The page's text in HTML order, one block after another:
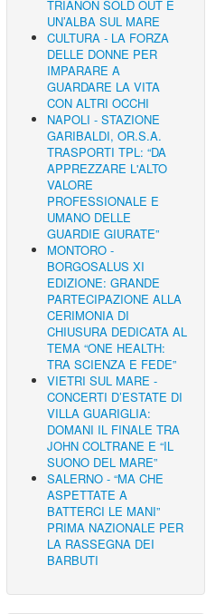
TRIANON SOLD OUT E
UN’ALBA SUL MARE
CULTURA - LA FORZA
DELLE DONNE PER
IMPARARE A
GUARDARE LA VITA
CON ALTRI OCCHI
NAPOLI - STAZIONE
GARIBALDI, OR.S.A.
TRASPORTI TPL: “DA
APPREZZARE L'ALTO
VALORE
PROFESSIONALE E
UMANO DELLE
GUARDIE GIURATE”
MONTORO -
BORGOSALUS XI
EDIZIONE: GRANDE
PARTECIPAZIONE ALLA
CERIMONIA DI
CHIUSURA DEDICATA AL
TEMA “ONE HEALTH:
TRA SCIENZA E FEDE”
VIETRI SUL MARE -
CONCERTI D’ESTATE DI
VILLA GUARIGLIA:
DOMANI IL FINALE TRA
JOHN COLTRANE E “IL
SUONO DEL MARE”
SALERNO - “MA CHE
ASPETTATE A
BATTERCI LE MANI”
PRIMA NAZIONALE PER
LA RASSEGNA DEI
BARBUTI